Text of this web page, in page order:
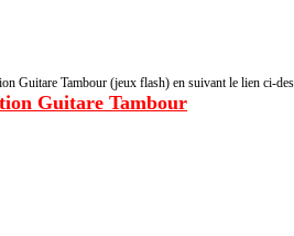
Guitare Tambour (jeux flash) en suivant le lien ci-
Guitare Tambour